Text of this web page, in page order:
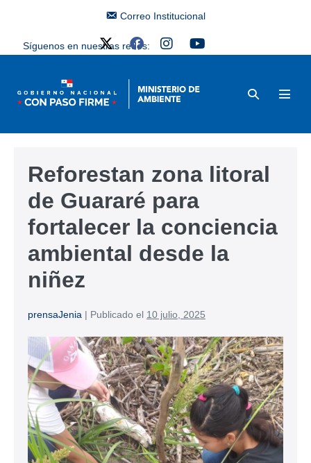
Correo Institucional
Síguenos en nuestras redes:
Reforestan zona litoral
de Guararé para
fortalecer la conciencia
ambiental desde la
niñez
prensaJenia | Publicado el 10 julio, 2025